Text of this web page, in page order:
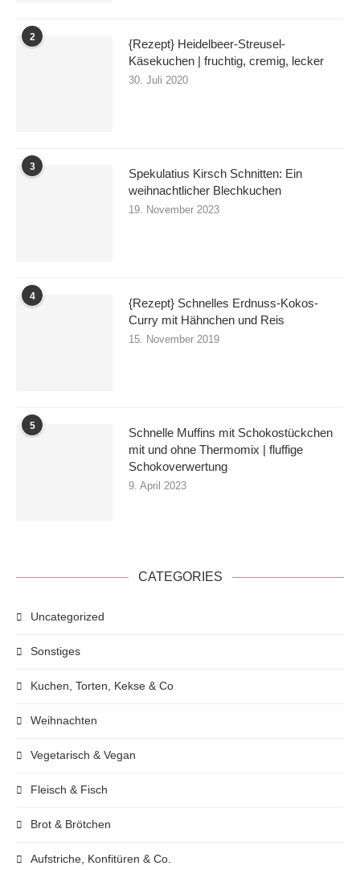
2
{Rezept} Heidelbeer-Streusel-
Käsekuchen | fruchtig, cremig, lecker
30. Juli 2020
3
Spekulatius Kirsch Schnitten: Ein
weihnachtlicher Blechkuchen
19. November 2023
4
{Rezept} Schnelles Erdnuss-Kokos-
Curry mit Hähnchen und Reis
15. November 2019
5
Schnelle Muffins mit Schokostückchen
mit und ohne Thermomix | fluffige
Schokoverwertung
9. April 2023
CATEGORIES
Uncategorized
Sonstiges
Kuchen, Torten, Kekse & Co
Weihnachten
Vegetarisch & Vegan
Fleisch & Fisch
Brot & Brötchen
Aufstriche, Konfitüren & Co.